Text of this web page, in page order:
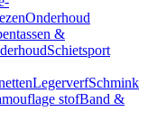
Onderhoud
&
Schietsport
LegerverfSchmink
stofBand &